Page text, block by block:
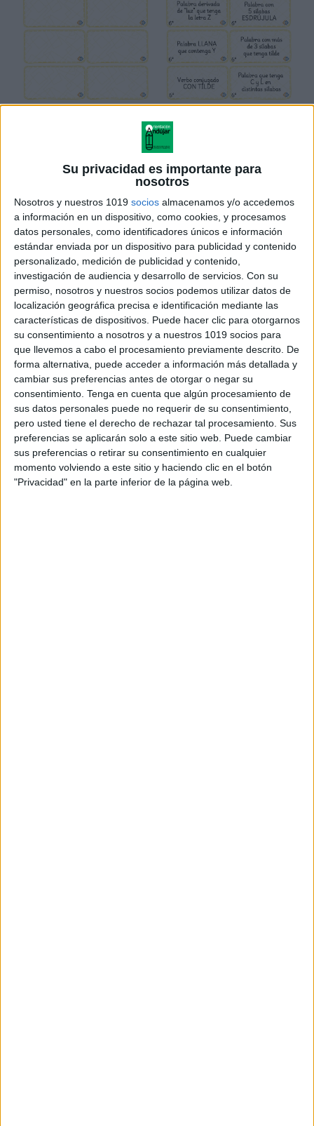
Su privacidad es importante para
nosotros
Nosotros y nuestros 1019 socios almacenamos y/o accedemos
a información en un dispositivo, como cookies, y procesamos
datos personales, como identificadores únicos e información
estándar enviada por un dispositivo para publicidad y contenido
personalizado, medición de publicidad y contenido,
investigación de audiencia y desarrollo de servicios. Con su
permiso, nosotros y nuestros socios podemos utilizar datos de
localización geográfica precisa e identificación mediante las
características de dispositivos. Puede hacer clic para otorgarnos
su consentimiento a nosotros y a nuestros 1019 socios para
que llevemos a cabo el procesamiento previamente descrito. De
forma alternativa, puede acceder a información más detallada y
cambiar sus preferencias antes de otorgar o negar su
consentimiento. Tenga en cuenta que algún procesamiento de
sus datos personales puede no requerir de su consentimiento,
pero usted tiene el derecho de rechazar tal procesamiento. Sus
preferencias se aplicarán solo a este sitio web. Puede cambiar
sus preferencias o retirar su consentimiento en cualquier
momento volviendo a este sitio y haciendo clic en el botón
"Privacidad" en la parte inferior de la página web.